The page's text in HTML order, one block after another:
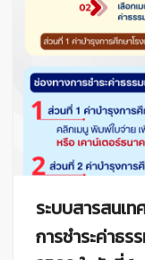
ระบบสารสนเ
การชำระค่าธร